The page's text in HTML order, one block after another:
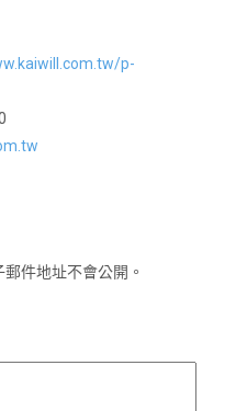
p-
件地址不會公開。